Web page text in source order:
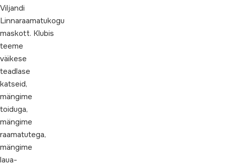
Viljandi
Linnaraamatukogu
maskott. Klubis
teeme
väikese
teadlase
katseid,
mängime
toiduga,
mängime
raamatutega,
mängime
laua-